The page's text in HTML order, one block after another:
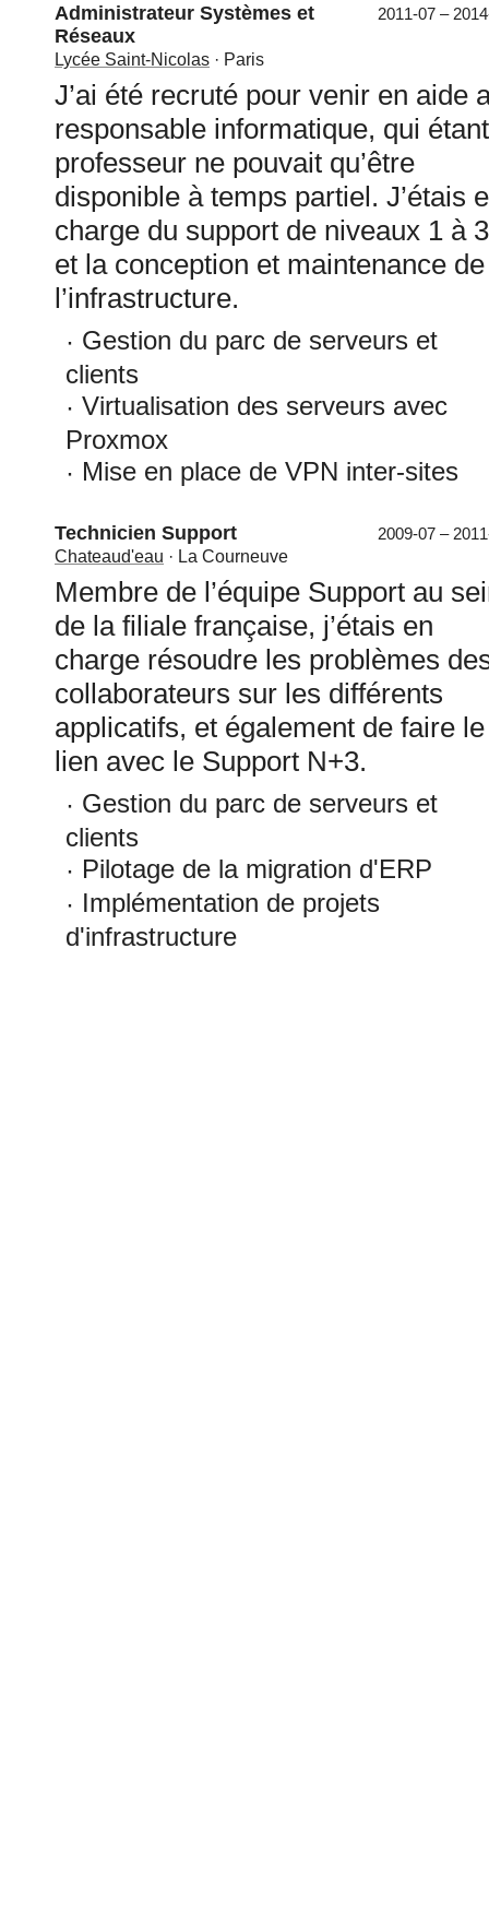
Administrateur Systèmes et
Réseaux
Lycée Saint-Nicolas · Paris
2011-07 –
J’ai été recruté pour venir en aide
responsable informatique, qui étant
professeur ne pouvait qu’être
disponible à temps partiel. J’étais
charge du support de niveaux 1 à
et la conception et maintenance de
l’infrastructure.
Gestion du parc de serveurs et
clients
Virtualisation des serveurs avec
Proxmox
Mise en place de VPN inter-sites
Technicien Support
Chateaud'eau · La Courneuve
2009-07 –
Membre de l’équipe Support au
de la filiale française, j’étais en
charge résoudre les problèmes
collaborateurs sur les différents
applicatifs, et également de faire le
lien avec le Support N+3.
Gestion du parc de serveurs et
clients
Pilotage de la migration d'ERP
Implémentation de projets
d'infrastructure